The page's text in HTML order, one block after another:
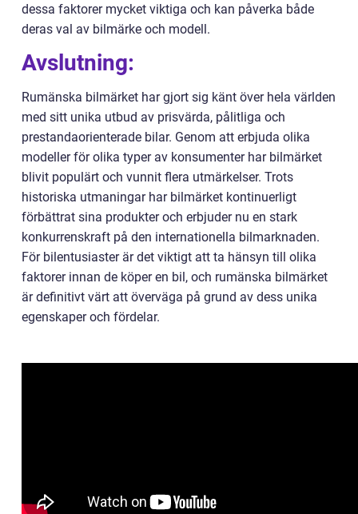
dessa faktorer mycket viktiga och kan påverka både
deras val av bilmärke och modell.
Avslutning:
Rumänska bilmärket har gjort sig känt över hela världen
med sitt unika utbud av prisvärda, pålitliga och
prestandaorienterade bilar. Genom att erbjuda olika
modeller för olika typer av konsumenter har bilmärket
blivit populärt och vunnit flera utmärkelser. Trots
historiska utmaningar har bilmärket kontinuerligt
förbättrat sina produkter och erbjuder nu en stark
konkurrenskraft på den internationella bilmarknaden.
För bilentusiaster är det viktigt att ta hänsyn till olika
faktorer innan de köper en bil, och rumänska bilmärket
är definitivt värt att överväga på grund av dess unika
egenskaper och fördelar.